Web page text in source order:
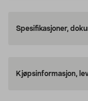
Spesifikasjoner,
Kjøpsinformasjon,